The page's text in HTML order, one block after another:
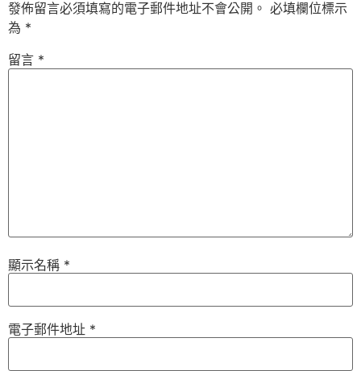
發佈留言必須填寫的電子郵件地址不會公開。 必填欄位標示
為 *
留言 *
顯示名稱 *
電子郵件地址 *